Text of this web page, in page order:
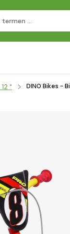
" DINO Bikes -